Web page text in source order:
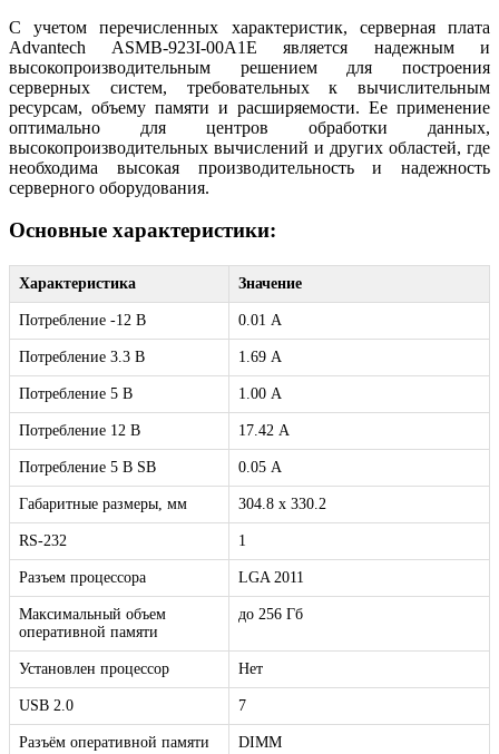
С учетом перечисленных характеристик, серверная плата
Advantech ASMB-923I-00A1E является надежным и
высокопроизводительным решением для построения
серверных систем, требовательных к вычислительным
ресурсам, объему памяти и расширяемости. Ее применение
оптимально для центров обработки данных,
высокопроизводительных вычислений и других областей, где
необходима высокая производительность и надежность
серверного оборудования.
Основные характеристики:
Характеристика Значение
Потребление -12 B 0.01 А
Потребление 3.3 В 1.69 А
Потребление 5 В 1.00 А
Потребление 12 В 17.42 А
Потребление 5 В SB 0.05 А
Габаритные размеры, мм 304.8 x 330.2
RS-232 1
Разъем процессора LGA 2011
Максимальный объем
оперативной памяти
до 256 Гб
Установлен процессор Нет
USB 2.0 7
Разъём оперативной памяти DIMM